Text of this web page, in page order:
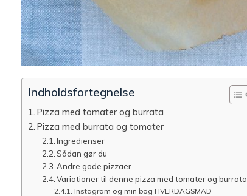
Indholdsfortegnelse
Pizza med tomater og burrata
Pizza med burrata og tomater
Ingredienser
Sådan gør du
Andre gode pizzaer
Variationer til denne pizza med tomater og burrata
Instagram og min bog HVERDAGSMAD